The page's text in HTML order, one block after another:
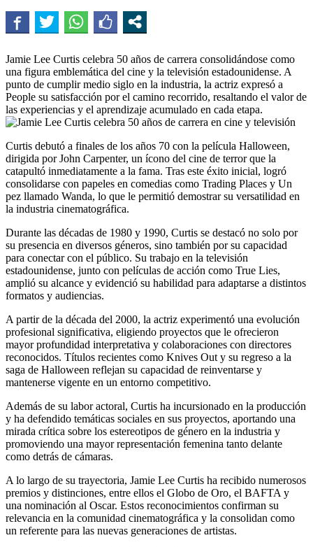
Jamie Lee Curtis celebra 50 años de carrera consolidándose como
una figura emblemática del cine y la televisión estadounidense. A
punto de cumplir medio siglo en la industria, la actriz expresó a
People su satisfacción por el camino recorrido, resaltando el valor de
las experiencias y el aprendizaje acumulado en cada etapa.
Curtis debutó a finales de los años 70 con la película Halloween,
dirigida por John Carpenter, un ícono del cine de terror que la
catapultó inmediatamente a la fama. Tras este éxito inicial, logró
consolidarse con papeles en comedias como Trading Places y Un
pez llamado Wanda, lo que le permitió demostrar su versatilidad en
la industria cinematográfica.
Durante las décadas de 1980 y 1990, Curtis se destacó no solo por
su presencia en diversos géneros, sino también por su capacidad
para conectar con el público. Su trabajo en la televisión
estadounidense, junto con películas de acción como True Lies,
amplió su alcance y evidenció su habilidad para adaptarse a distintos
formatos y audiencias.
A partir de la década del 2000, la actriz experimentó una evolución
profesional significativa, eligiendo proyectos que le ofrecieron
mayor profundidad interpretativa y colaboraciones con directores
reconocidos. Títulos recientes como Knives Out y su regreso a la
saga de Halloween reflejan su capacidad de reinventarse y
mantenerse vigente en un entorno competitivo.
Además de su labor actoral, Curtis ha incursionado en la producción
y ha defendido temáticas sociales en sus proyectos, aportando una
mirada crítica sobre los estereotipos de género en la industria y
promoviendo una mayor representación femenina tanto delante
como detrás de cámaras.
A lo largo de su trayectoria, Jamie Lee Curtis ha recibido numerosos
premios y distinciones, entre ellos el Globo de Oro, el BAFTA y
una nominación al Oscar. Estos reconocimientos confirman su
relevancia en la comunidad cinematográfica y la consolidan como
un referente para las nuevas generaciones de artistas.